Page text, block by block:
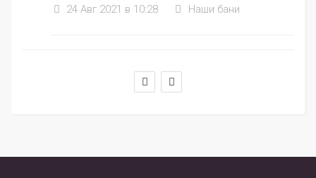
24 Авг 2021 в 10:28 Наши бани